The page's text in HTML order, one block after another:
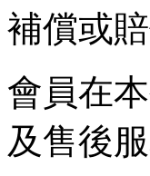
補償或賠
會員在
及售後